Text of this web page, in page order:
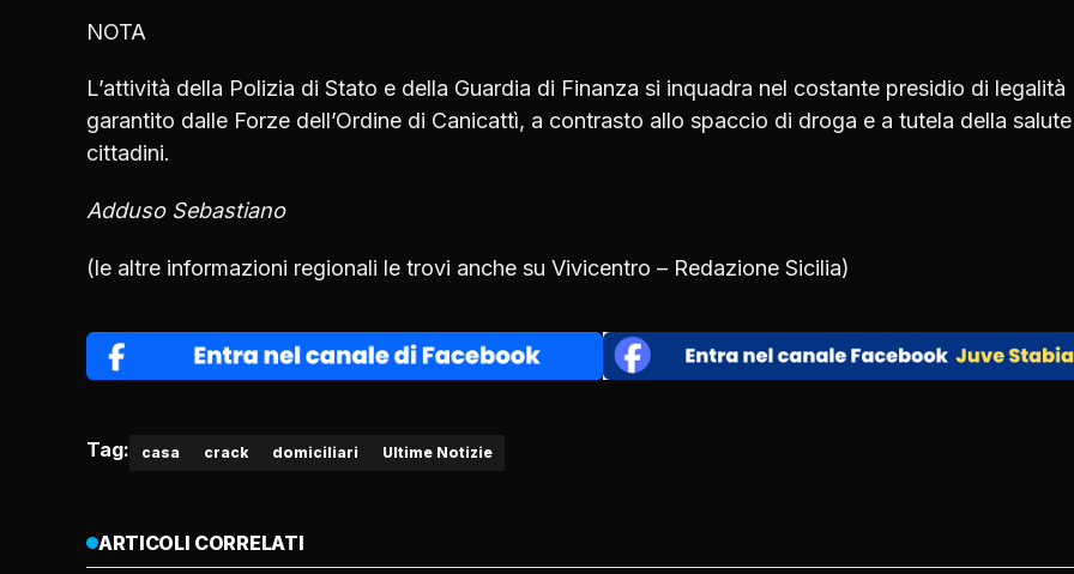
NOTA
L’attività della Polizia di Stato e della Guardia di Finanza si inquadra nel costante presidio di legalità
garantito dalle Forze dell’Ordine di Canicattì, a contrasto allo spaccio di droga e a tutela della
cittadini.
Adduso Sebastiano
(le altre informazioni regionali le trovi anche su Vivicentro – Redazione Sicilia)
Tag: casa crack domiciliari Ultime Notizie
ARTICOLI CORRELATI